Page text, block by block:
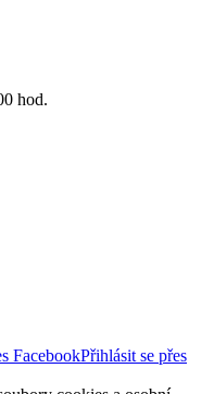
hod.
FacebookPřihlásit se přes